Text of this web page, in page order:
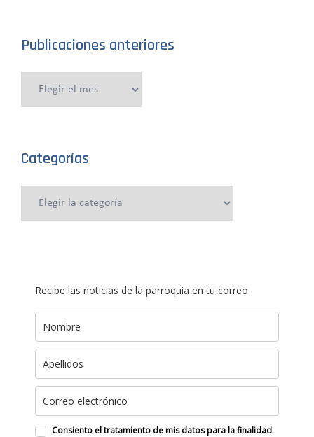
Publicaciones anteriores
Categorías
Recibe las noticias de la parroquia en tu correo
Consiento el tratamiento de mis datos para la finalidad